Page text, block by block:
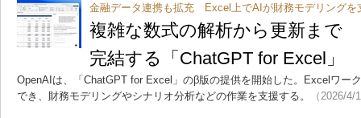
金融データ連携も拡充 Excel上でAIが財務モデリングを
複雑な数式の解析から更新まで
完結する「ChatGPT for Excel」
OpenAIは、「ChatGPT for Excel」のβ版の提供を開始した。Excelワー
でき、財務モデリングやシナリオ分析などの作業を支援する。
（2026/4/